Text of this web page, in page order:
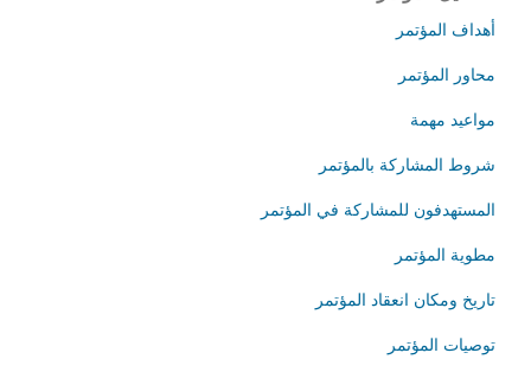
أهداف المؤتمر
محاور المؤتمر
مواعيد مهمة
شروط المشاركة بالمؤتمر
المستهدفون للمشاركة في المؤتمر
مطوية المؤتمر
تاريخ ومكان انعقاد المؤتمر
توصيات المؤتمر